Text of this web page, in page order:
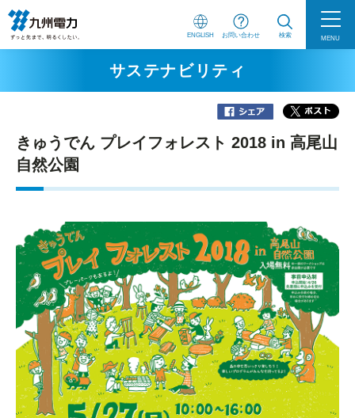
ENGLISH お問い合わせ 検索 MENU
サステナビリティ
きゅうでん プレイフォレスト 2018 in 高尾山
自然公園